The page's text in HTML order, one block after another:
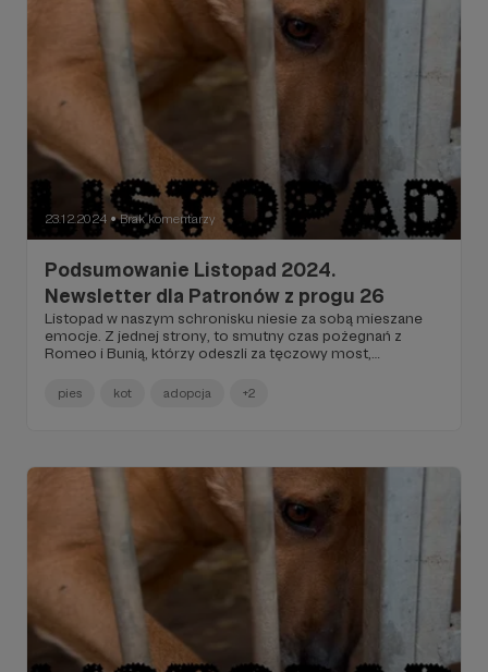
przypomnienie, że każde małe zwycięstwo ma znaczenie
w dążeniu do lepszego jutra dla wszystkich zwierząt.
23.12.2024 ● Brak komentarzy
Podsumowanie Listopad 2024.
Newsletter dla Patronów z progu 26
Listopad w naszym schronisku niesie za sobą mieszane
emocje. Z jednej strony, to smutny czas pożegnań z
Romeo i Bunią, którzy odeszli za tęczowy most,
domów na zawsze. Tragiczny los Mai, która mimo naszych
starań odeszła, pokazuje, jak trudne są wyzwania, z którymi
nadają sens naszej pracy i motywują do dalszej walki. To
przypomnienie, że każde małe zwycięstwo ma znaczenie
w dążeniu do lepszego jutra dla wszystkich zwierząt.
pies kot adopcja +2